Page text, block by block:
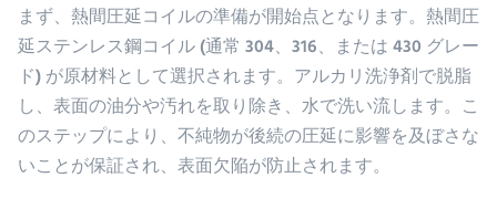
まず、熱間圧延コイルの準備が開始点となります。熱間圧
延ステンレス鋼コイル (通常 304、316、または 430 グレー
ド) が原材料として選択されます。アルカリ洗浄剤で脱脂
し、表面の油分や汚れを取り除き、水で洗い流します。こ
のステップにより、不純物が後続の圧延に影響を及ぼさな
いことが保証され、表面欠陥が防止されます。